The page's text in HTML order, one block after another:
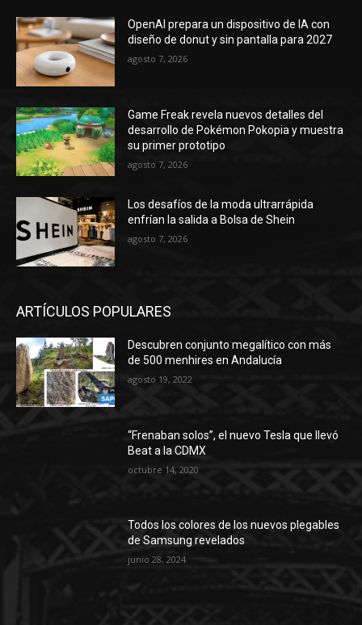
OpenAI prepara un dispositivo de IA con
diseño de donut y sin pantalla para 2027
agosto 7, 2026
Game Freak revela nuevos detalles del
desarrollo de Pokémon Pokopia y muestra
su primer prototipo
agosto 7, 2026
Los desafíos de la moda ultrarrápida
enfrían la salida a Bolsa de Shein
agosto 7, 2026
ARTÍCULOS POPULARES
Descubren conjunto megalítico con más
de 500 menhires en Andalucía
agosto 19, 2022
“Frenaban solos”, el nuevo Tesla que llevó
Beat a la CDMX
octubre 14, 2020
Todos los colores de los nuevos plegables
de Samsung revelados
junio 28, 2024